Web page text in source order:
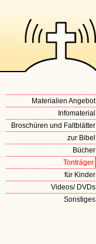
Materialien Angebot
Infomaterial
Broschüren und Faltblätter
zur Bibel
Bücher
Tonträger
für Kinder
Videos/ DVDs
Sonstiges